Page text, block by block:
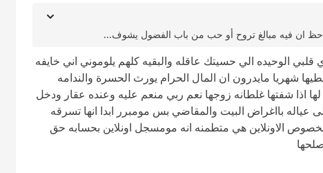
ان فيه مبالغ تروح أو حب من باب الفضول يشوف...
قلبي الوحيده الي حسيتك عاقله والبقيه كلهم يلوموني اني خايفه
ماتكفيها ال٢٠٠ اوال٣٠٠ الي يعطيها شهريا مايدرون ان المال الحرام يورث الحسرة والندامه
اذا شفتها غلطانه زوجها نعم ربي منعم عليه وعنده عقار ودخل
عياله بااغراض البيت والمقاضي بس مومبرر ابدا انها تسرقه
بخصوص الاونلاين هي متطمنه انه مومسجل اونلاين بحسابه حق